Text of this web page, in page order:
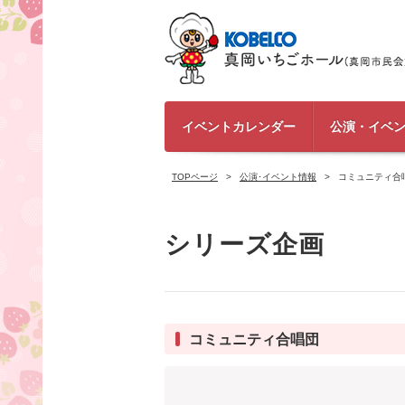
イベントカレンダー 公演・イベ
TOPページ 公演･イベント情報 コミュニティ合
シリーズ企画
コミュニティ合唱団